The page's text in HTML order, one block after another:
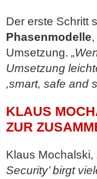
Der erste Schritt
Phasenmodelle
Umsetzung.
Umsetzung
,smart, safe and
KLAUS
ZUR
Klaus Mochalski,
Security’ birgt